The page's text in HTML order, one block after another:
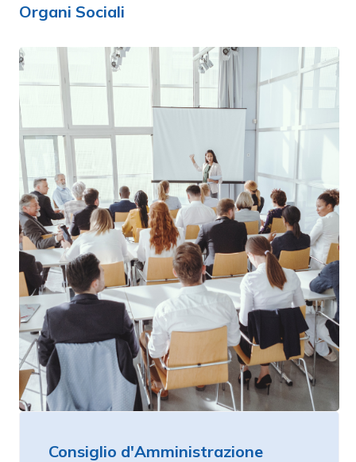
Organi Sociali
Consiglio d'Amministrazione